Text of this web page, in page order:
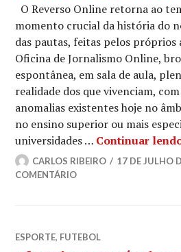
O Reverso Online retorna ao
momento crucial da história do
das pautas, feitas pelos próprios
Oficina de Jornalismo Online,
espontânea, em sala de aula,
realidade dos que vivenciam,
anomalias existentes hoje no
no ensino superior ou mais
universidades … Continuar
CARLOS RIBEIRO 17 DE JULHO
COMENTÁRIO
ESPORTE, FUTEBOL